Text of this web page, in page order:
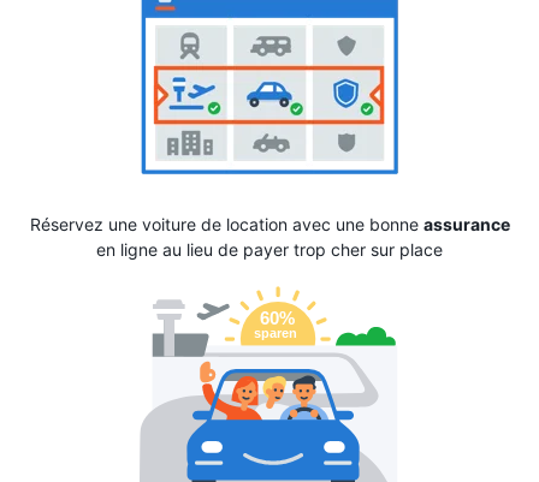
Réservez une voiture de location avec une bonne assurance
en ligne au lieu de payer trop cher sur place